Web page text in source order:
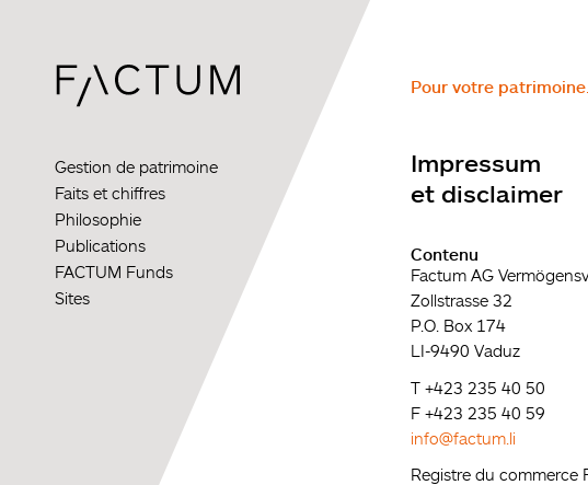
Gestion de patrimoine
Faits et chiffres
Philosophie
Publications
FACTUM Funds
Sites
Pour votre patrimoine.
Impressum
et disclaimer
Contenu
Factum AG
Zollstrasse 32
P.O. Box 174
LI-9490 Vaduz
T +423 235 40 50
F +423 235 40 59
info@factum.li
Registre du commerce